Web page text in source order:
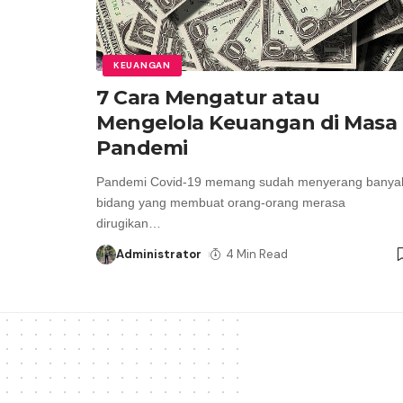
KEUANGAN
7 Cara Mengatur atau
Mengelola Keuangan di Masa
Pandemi
Pandemi Covid-19 memang sudah menyerang
bidang yang membuat orang-orang merasa
dirugikan
Administrator 4 Min Read